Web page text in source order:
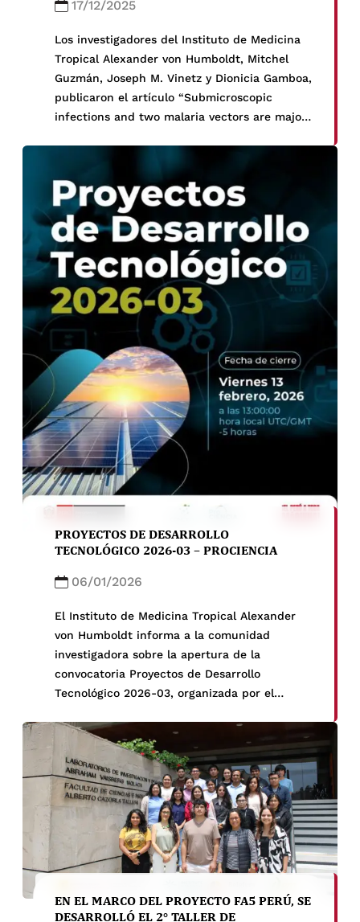
17/12/2025
Los investigadores del Instituto de Medicina
Tropical Alexander von Humboldt, Mitchel
Guzmán, Joseph M. Vinetz y Dionicia Gamboa,
publicaron el artículo “Submicroscopic
infections and two malaria vectors are major
Scientific Reports.
PROYECTOS DE DESARROLLO
TECNOLÓGICO 2026-03 – PROCIENCIA
06/01/2026
El Instituto de Medicina Tropical Alexander
von Humboldt informa a la comunidad
investigadora sobre la apertura de la
convocatoria Proyectos de Desarrollo
Tecnológico 2026-03, organizada por el
y Estudios Avanzados – PROCIENCIA.
EN EL MARCO DEL PROYECTO FA5 PERÚ, SE
DESARROLLÓ EL 2° TALLER DE